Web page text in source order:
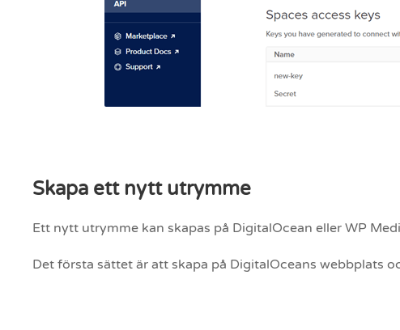
Skapa ett nytt utrymme
Ett nytt utrymme kan skapas på DigitalOcean eller WP
Det första sättet är att skapa på DigitalOceans webbplats